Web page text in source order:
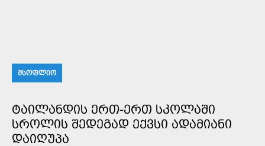
ᲛᲡᲝᲤᲚᲘᲝ
ᲢᲐᲘᲚᲐᲜᲓᲘᲡ ᲔᲠᲗ-ᲔᲠᲗ ᲡᲙᲝᲚᲐᲨᲘ
ᲡᲠᲝᲚᲘᲡ ᲨᲔᲓᲔᲒᲐᲓ ᲔᲥᲕᲡᲘ ᲐᲓᲐᲛᲘᲐᲜᲘ
ᲓᲐᲘᲦᲣᲞᲐ